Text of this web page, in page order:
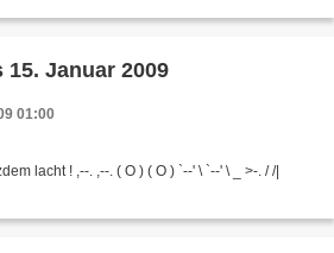
15. Januar 2009
01:00
lacht ! ,--. ,--. ( O ) ( O ) `--' \ `--' \ _ >-. / /|